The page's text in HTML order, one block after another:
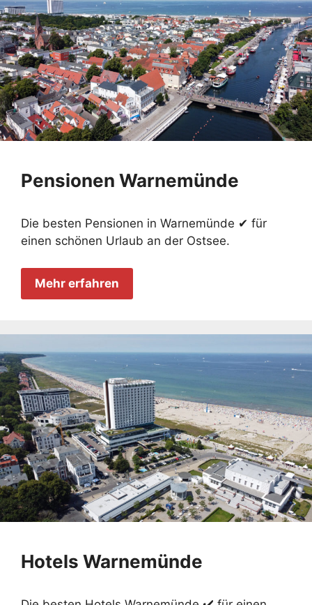
Pensionen Warnemünde
Die besten Pensionen in Warnemünde ✔ für
einen schönen Urlaub an der Ostsee.
Mehr erfahren
Hotels Warnemünde